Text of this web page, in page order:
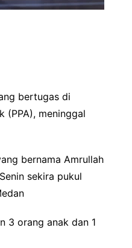
bertugas di
(PPA), meninggal
bernama Amrullah
sekira pukul
3 orang anak dan 1